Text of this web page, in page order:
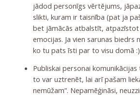
jādod personīgs vērtējums,
slikti, kuram ir taisnība (pat ja
bet jāmācās atbalstīt, atpazīstot
emocijas. Ja vien sarunas biedrs
ko tu pats īsti par to visu domā :)
Publiskai personai
to var uztrenēt, lai arī pašam
nemūžam”. Nepamēģināsi,